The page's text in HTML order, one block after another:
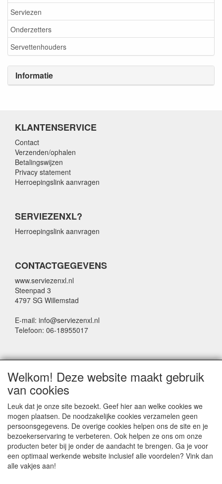
Serviezen
Onderzetters
Servettenhouders
Informatie
KLANTENSERVICE
Contact
Verzenden/ophalen
Betalingswijzen
Privacy statement
Herroepingslink aanvragen
SERVIEZENXL?
Herroepingslink aanvragen
CONTACTGEGEVENS
www.serviezenxl.nl
Steenpad 3
4797 SG Willemstad
E-mail: info@serviezenxl.nl
Telefoon: 06-18955017
Voornaam
Achternaam
E-mail
Welkom! Deze website maakt gebruik
van cookies
Leuk dat je onze site bezoekt. Geef hier aan welke cookies we
mogen plaatsen. De noodzakelijke cookies verzamelen geen
persoonsgegevens. De overige cookies helpen ons de site en je
bezoekerservaring te verbeteren. Ook helpen ze ons om onze
producten beter bij je onder de aandacht te brengen. Ga je voor
een optimaal werkende website inclusief alle voordelen? Vink dan
alle vakjes aan!